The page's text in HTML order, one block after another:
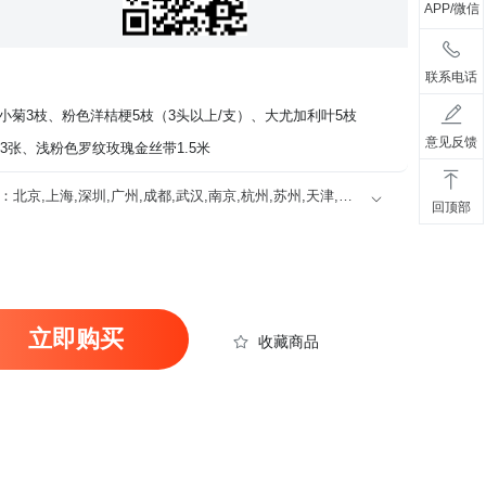
菊3枝、粉色洋桔梗5枝（3头以上/支）、大尤加利叶5枝
张、浅粉色罗纹玫瑰金丝带1.5米
限送100多个主要城市的市区及近郊：北京,上海,深圳,广州,成都,武汉,南京,杭州,苏州,天津,西安,长沙,东莞,厦门,佛山,沈阳,合肥,重庆,大连,郑州,青岛,太原,无锡,石家庄,济南,宁波,哈尔滨,乌鲁木齐,贵阳,昆明,福州,长春,南昌,兰州,珠海,南宁,中山,常州,金华,邯郸,泉州,海口,嘉兴,南通,呼和浩特,廊坊,唐山,温州,徐州,绵阳,烟台,襄阳,保定,潍坊,镇江,衡阳,包头,赣州,扬州,清远,荆州,莆田,汉中,洛阳,湛江,九江,鞍山,大庆,秦皇岛,张家口,桂林,吉林,淄博,蚌埠,柳州,遵义,邢台,宜春,漳州,三亚,宜宾,东营,临沂,德州,开封,大同,龙岩,齐齐哈尔,连云港,新乡,黄冈,焦作,十堰,驻马店,信阳,牡丹江,黄石,宝鸡,丹东,阜阳,北海,聊城,锦州,许昌,内江,萍乡,安庆,承德,商丘,盘锦,乐山,沧州,河源,营口,平顶山,临汾,韶关,日照,新余,晋城,松原,淮北,淮南,晋中,潮州,滨州,自贡,六安,株州,濮阳,常熟,晋江,顺德,江阴,吴江,昆山,义乌,惠阳,银川,温江,燕郊,新都,涿州,南沙,宜兴,即墨,海安县,都江堰,增城,仙桃,菏泽
立即购买 收藏商品
APP/微信
联系电话
意见反馈
回顶部